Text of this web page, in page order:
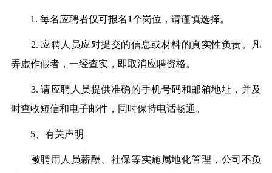
1. 每名应聘者仅可报名1个岗位，请谨慎选择。
2. 应聘人员应对提交的信息或材料的真实性负责。凡
弄虚作假者，一经查实，即取消应聘资格。
3. 请应聘人员提供准确的手机号码和邮箱地址，并及
时查收短信和电子邮件，同时保持电话畅通。
5、有关声明
被聘用人员薪酬、社保等实施属地化管理，公司不负